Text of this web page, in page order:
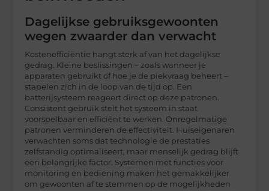
Dagelijkse gebruiksgewoonten
wegen zwaarder dan verwacht
Kostenefficiëntie hangt sterk af van het dagelijkse
gedrag. Kleine beslissingen – zoals wanneer je
apparaten gebruikt of hoe je de piekvraag beheert –
stapelen zich in de loop van de tijd op. Een
batterijsysteem reageert direct op deze patronen.
Consistent gebruik stelt het systeem in staat
voorspelbaar en efficiënt te werken. Onregelmatige
patronen verminderen de effectiviteit. Huiseigenaren
verwachten soms dat technologie de prestaties
zelfstandig optimaliseert, maar menselijk gedrag blijft
een belangrijke factor. Systemen met functies voor
monitoring en bediening maken het gemakkelijker
om gewoonten af te stemmen op de mogelijkheden